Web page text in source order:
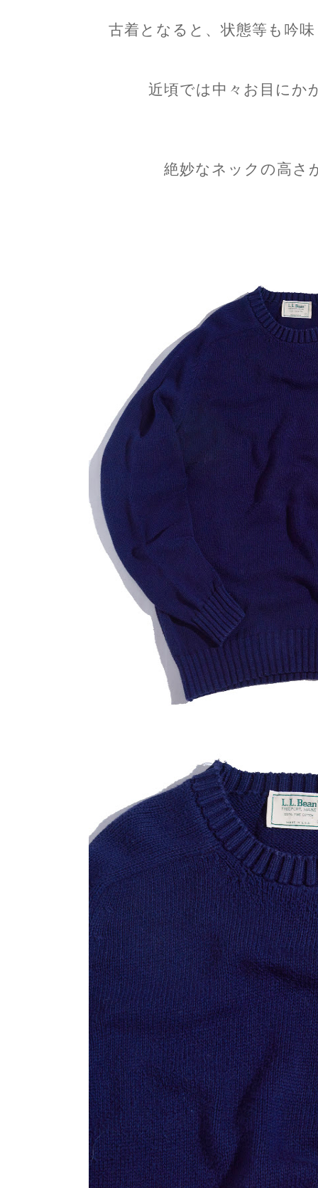
古着となると、状態等も吟
近頃では中々お目にか
絶妙なネックの高さ